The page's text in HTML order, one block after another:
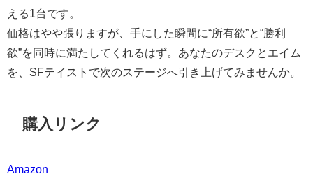
える1台です。
価格はやや張りますが、手にした瞬間に“所有欲”と“勝利
欲”を同時に満たしてくれるはず。あなたのデスクとエイム
を、SFテイストで次のステージへ引き上げてみませんか。
購入リンク
Amazon